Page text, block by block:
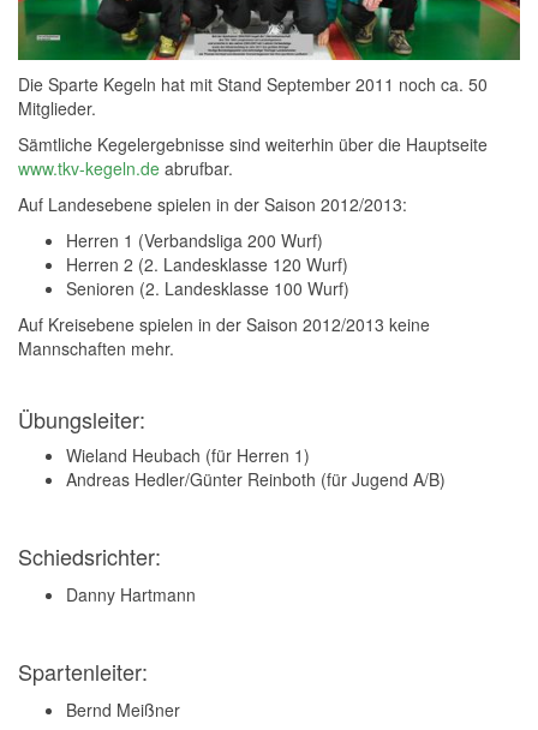
Die Sparte Kegeln hat mit Stand September 2011 noch ca. 50
Mitglieder.
Sämtliche Kegelergebnisse sind weiterhin über die Hauptseite
www.tkv-kegeln.de abrufbar.
Auf Landesebene spielen in der Saison 2012/2013:
Herren 1 (Verbandsliga 200 Wurf)
Herren 2 (2. Landesklasse 120 Wurf)
Senioren (2. Landesklasse 100 Wurf)
Auf Kreisebene spielen in der Saison 2012/2013 keine
Mannschaften mehr.
Übungsleiter:
Wieland Heubach (für Herren 1)
Andreas Hedler/Günter Reinboth (für Jugend A/B)
Schiedsrichter:
Danny Hartmann
Spartenleiter:
Bernd Meißner